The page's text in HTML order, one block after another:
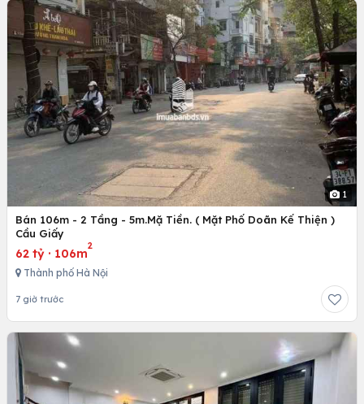
1
Bán 106m - 2 Tầng - 5m.Mặ Tiền. ( Mặt Phố Doãn Kế Thiện )
Cầu Giấy
62 tỷ · 106m
2
Thành phố Hà Nội
7 giờ trước